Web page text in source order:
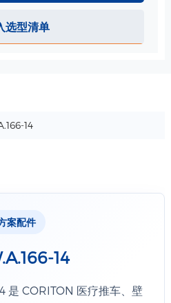
选型清单
14
案配件
14
是 CORITON 医疗推车、壁